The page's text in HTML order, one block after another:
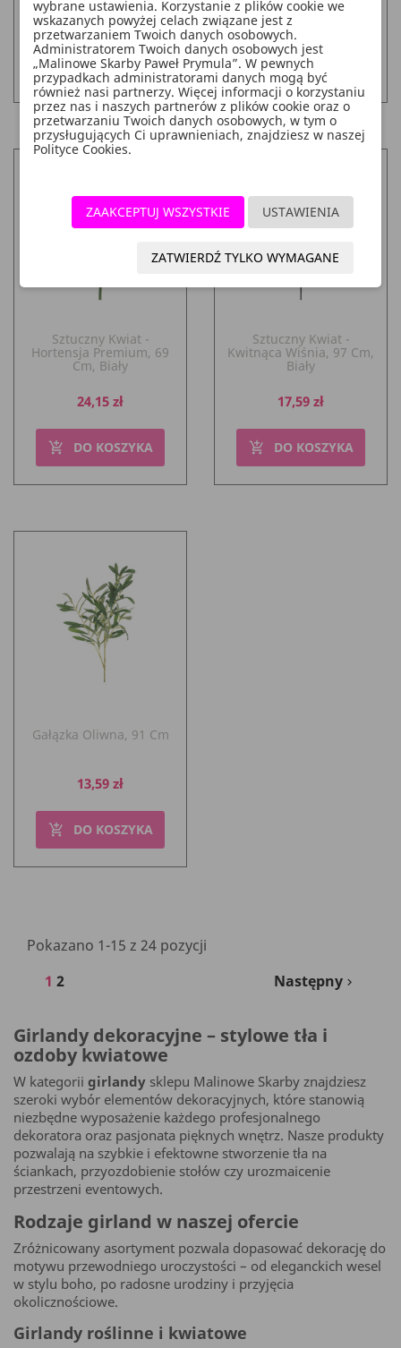
Cena
24,15 zł
add_shopping_cart DO KOSZYKA
Cena
24,15 zł
add_shopping_cart DO KOSZYKA
Sztuczny Kwiat -
Hortensja Premium, 69
Cm, Biały
Cena
24,15 zł
add_shopping_cart DO KOSZYKA
Sztuczny Kwiat -
Kwitnąca Wiśnia, 97 Cm,
Biały
Cena
17,59 zł
add_shopping_cart DO KOSZYKA
Gałązka Oliwna, 91 Cm
Cena
13,59 zł
add_shopping_cart DO KOSZYKA
Pokazano 1-15 z 24 pozycji
1 2 Następny 
Girlandy dekoracyjne – stylowe tła i
ozdoby kwiatowe
W kategorii girlandy sklepu Malinowe Skarby znajdziesz
szeroki wybór elementów dekoracyjnych, które stanowią
niezbędne wyposażenie każdego profesjonalnego
dekoratora oraz pasjonata pięknych wnętrz. Nasze produkty
pozwalają na szybkie i efektowne stworzenie tła na
ściankach, przyozdobienie stołów czy urozmaicenie
przestrzeni eventowych.
Rodzaje girland w naszej ofercie
Zróżnicowany asortyment pozwala dopasować dekorację do
motywu przewodniego uroczystości – od eleganckich wesel
w stylu boho, po radosne urodziny i przyjęcia
okolicznościowe.
Girlandy roślinne i kwiatowe
wybrane ustawienia. Korzystanie z plików cookie we
wskazanych powyżej celach związane jest z
przetwarzaniem Twoich danych osobowych.
Administratorem Twoich danych osobowych jest
„Malinowe Skarby Paweł Prymula”. W pewnych
przypadkach administratorami danych mogą być
również nasi partnerzy. Więcej informacji o korzystaniu
przez nas i naszych partnerów z plików cookie oraz o
przetwarzaniu Twoich danych osobowych, w tym o
przysługujących Ci uprawnieniach, znajdziesz w naszej
Polityce Cookies.
USTAWIENIA
ZAAKCEPTUJ WSZYSTKIE
ZATWIERDŹ TYLKO WYMAGANE